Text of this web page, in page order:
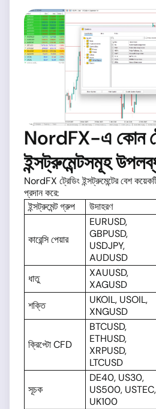
NordFX-এ কোন
ইন্সট্রুমেন্টসমূহ
NordFX ট্রেডিং ইন্সট্রুমেন্টের বেশ
প্রদান করে:
ইন্সট্রুমেন্ট গ্রুপ
উদাহরণ
কারেন্সি পেয়ার
EURUSD,
GBPUSD,
USDJPY,
AUDUSD
ধাতু
XAUUSD,
XAGUSD
শক্তি
UKOIL, USOIL,
XNGUSD
ক্রিপ্টো CFD
BTCUSD,
ETHUSD,
XRPUSD,
LTCUSD
সূচক
DE40, US30,
US500, USTEC,
UK100